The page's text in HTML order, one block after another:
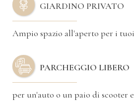
GIARDINO PRIVATO
Ampio spazio all'aperto per i
PARCHEGGIO LIBERO
per un'auto o un paio di scooter